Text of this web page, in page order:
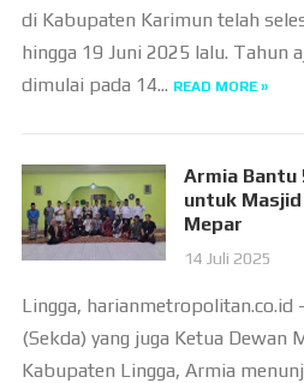
di Kabupaten Karimun telah
hingga 19 Juni 2025 lalu. Tahun
dimulai pada 14... READ MORE »
Armia Bantu
untuk
Mepar
14 Juli 2025
Lingga, harianmetropolitan.co.id
(Sekda) yang juga Ketua Dewan
Kabupaten Lingga, Armia